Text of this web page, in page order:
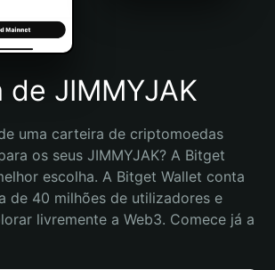
de JIMMYJAK
uma carteira de criptomoedas
os seus JIMMYJAK? A Bitget
escolha. A Bitget Wallet conta
de 40 milhões de utilizadores e
livremente a Web3. Comece já a